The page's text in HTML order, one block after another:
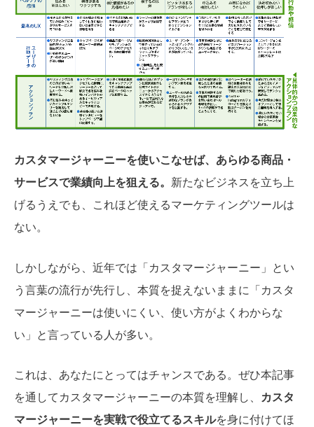
カスタマージャーニーを使いこなせば、あらゆる商品・
サービスで業績向上を狙える。 新たなビジネスを立ち上
げるうえでも、これほど使えるマーケティングツールは
ない。
しかしながら、近年では「カスタマージャーニー」とい
う言葉の流行が先行し、本質を捉えないままに「カスタ
マージャーニーは使いにくい、使い方がよくわからな
い」と言っている人が多い。
これは、あなたにとってはチャンスである。ぜひ本記事
を通してカスタマージャーニーの本質を理解し、
カスタ
マージャーニーを実戦で役立てるスキルを身に付けてほ